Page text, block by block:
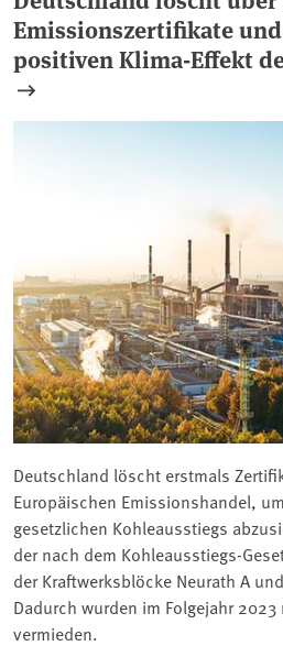
Emissionszertifikate
positiven Klima-Effekt
Deutschland löscht erstmals
Europäischen Emissionshandel,
gesetzlichen Kohleausstiegs
der nach dem Kohleausstiegs-
der Kraftwerksblöcke Neurath A
Dadurch wurden im Folgejahr 2023
vermieden.